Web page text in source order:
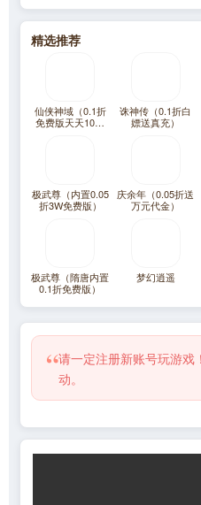
精选推荐
仙侠神域（0.1折
免费版天天10万
诛神传（0.1折白
嫖送真充）
极武尊（内置0.05
折3W免费版）
庆余年（0.05折送
万元代金）
极武尊（隋唐内置
0.1折免费版）
梦幻逍遥
“请一定注册新账号玩游戏
动。